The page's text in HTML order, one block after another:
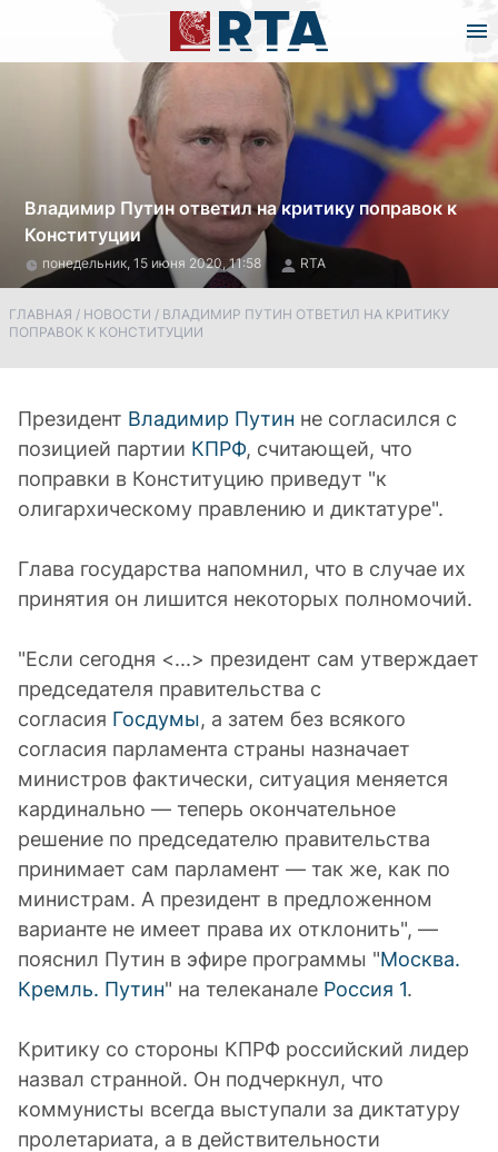
Владимир Путин ответил на критику поправок к
Конституции
понедельник, 15 июня 2020, 11:58 RTA
ГЛАВНАЯ / НОВОСТИ / ВЛАДИМИР ПУТИН ОТВЕТИЛ НА КРИТИКУ
ПОПРАВОК К КОНСТИТУЦИИ
Президент Владимир Путин не согласился с
позицией партии КПРФ, считающей, что
поправки в Конституцию приведут "к
олигархическому правлению и диктатуре".
Глава государства напомнил, что в случае их
принятия он лишится некоторых полномочий.
"Если сегодня <...> президент сам утверждает
председателя правительства с
согласия Госдумы, а затем без всякого
согласия парламента страны назначает
министров фактически, ситуация меняется
кардинально — теперь окончательное
решение по председателю правительства
принимает сам парламент — так же, как по
министрам. А президент в предложенном
варианте не имеет права их отклонить", —
пояснил Путин в эфире программы "Москва.
Кремль. Путин" на телеканале Россия 1.
Критику со стороны КПРФ российский лидер
назвал странной. Он подчеркнул, что
коммунисты всегда выступали за диктатуру
пролетариата, а в действительности